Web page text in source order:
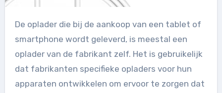
De oplader die bij de aankoop van een tablet of
smartphone wordt geleverd, is meestal een
oplader van de fabrikant zelf. Het is gebruikelijk
dat fabrikanten specifieke opladers voor hun
apparaten ontwikkelen om ervoor te zorgen dat